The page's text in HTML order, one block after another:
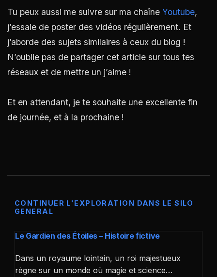
Tu peux aussi me suivre sur ma chaîne Youtube,
j’essaie de poster des vidéos régulièrement. Et
j’aborde des sujets similaires à ceux du blog !
N’oublie pas de partager cet article sur tous tes
réseaux et de mettre un j’aime !
Et en attendant, je te souhaite une excellente fin
de journée, et à la prochaine !
CONTINUER L'EXPLORATION DANS LE SILO
GENERAL
Le Gardien des Étoiles – Histoire fictive
Dans un royaume lointain, un roi majestueux
règne sur un monde où magie et science…